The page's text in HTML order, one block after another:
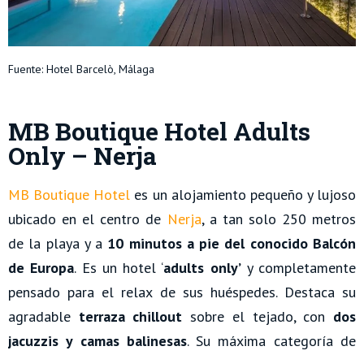
Fuente: Hotel Barcelò, Málaga
MB Boutique Hotel Adults
Only – Nerja
MB Boutique Hotel es un alojamiento pequeño y lujoso
ubicado en el centro de Nerja, a tan solo 250 metros
de la playa y a 10 minutos a pie del conocido Balcón
de Europa. Es un hotel ‘adults only’y completamente
pensado para el relax de sus huéspedes. Destaca su
agradable terraza chillout sobre el tejado, con dos
jacuzzis y camas balinesas. Su máxima categoría de